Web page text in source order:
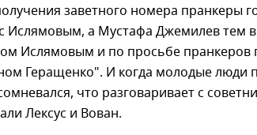
заветного номера пранкеры
Ислямовым, а Мустафа Джемилев тем
Ислямовым и по просьбе пранкеров
Геращенко". И когда молодые люди
что разговаривает с
Лексус и Вован.